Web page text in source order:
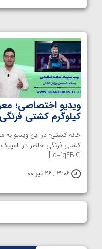
کیلوگرم کشتی
id='qFBIG']
3:06 , 26 تیر 00